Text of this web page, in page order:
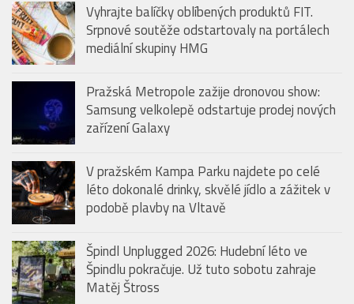
Vyhrajte balíčky oblíbených produktů FIT.
Srpnové soutěže odstartovaly na portálech
mediální skupiny HMG
Pražská Metropole zažije dronovou show:
Samsung velkolepě odstartuje prodej nových
zařízení Galaxy
V pražském Kampa Parku najdete po celé
léto dokonalé drinky, skvělé jídlo a zážitek v
podobě plavby na Vltavě
Špindl Unplugged 2026: Hudební léto ve
Špindlu pokračuje. Už tuto sobotu zahraje
Matěj Štross